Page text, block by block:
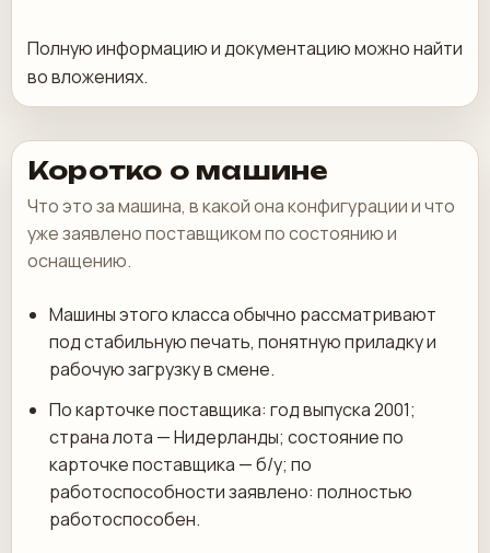
Полную информацию и документацию можно найти
во вложениях.
Коротко о машине
Что это за машина, в какой она конфигурации и что
уже заявлено поставщиком по состоянию и
оснащению.
Машины этого класса обычно рассматривают
под стабильную печать, понятную приладку и
рабочую загрузку в смене.
По карточке поставщика: год выпуска 2001;
страна лота — Нидерланды; состояние по
карточке поставщика — б/у; по
работоспособности заявлено: полностью
работоспособен.